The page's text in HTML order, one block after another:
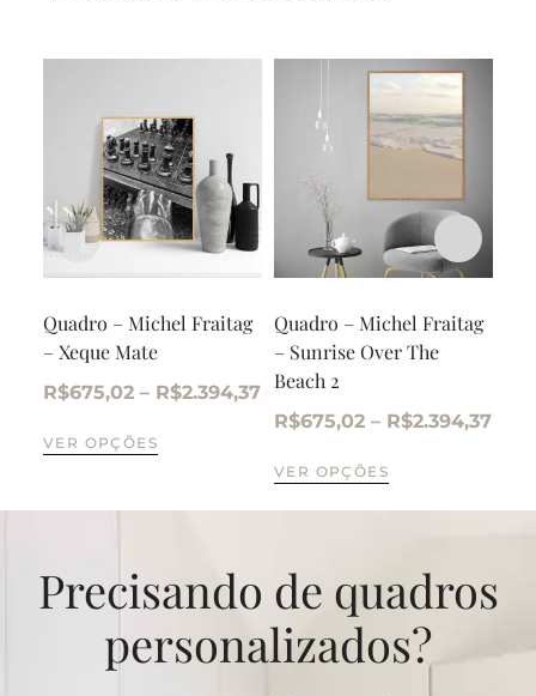
Quadro – Michel Fraitag
– Xeque Mate
R$675,02 – R$2.394,37
VER OPÇÕES
Quadro – Michel Fraitag
– Sunrise Over The
Beach 2
R$675,02 – R$2.394,37
VER OPÇÕES
Precisando de quadros
personalizados?